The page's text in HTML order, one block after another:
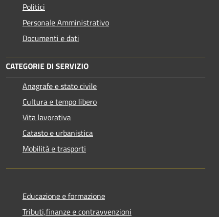
Politici
Personale Amministrativo
Documenti e dati
CATEGORIE DI SERVIZIO
Anagrafe e stato civile
Cultura e tempo libero
Vita lavorativa
Catasto e urbanistica
Mobilità e trasporti
Educazione e formazione
Tributi,finanze e contravvenzioni